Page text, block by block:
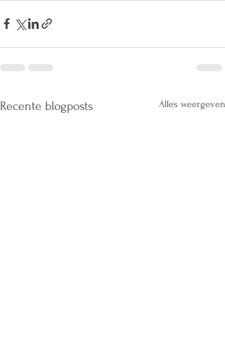
Recente blogposts Alles weergeven